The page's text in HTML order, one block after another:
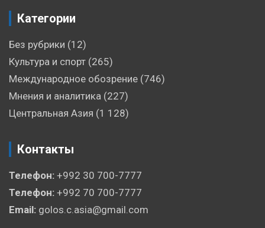
Категории
Без рубрики (12)
Культура и спорт (265)
Международное обозрение (746)
Мнения и аналитика (227)
Центральная Азия (1 128)
Контакты
Телефон: +992 30 700-7777
Телефон: +992 70 700-7777
Email: golos.c.asia@gmail.com